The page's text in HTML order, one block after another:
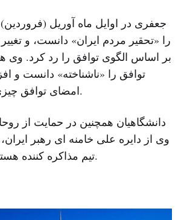
جعفری در اوایل ماه آوریل
را «تحقیر مردم ایران» دانست، و تغییر
بر اساس الگوی توافق را رد کرد.
توافق را «ناشناخته» دانست و
امضای توافق چیزی به دست نیاورد.
دانشگاهیان همچنین در حمایت از
وی از دایره علی خامنه ای رهبر
تیم مذاکره کننده هسته ای اعلام کردند.